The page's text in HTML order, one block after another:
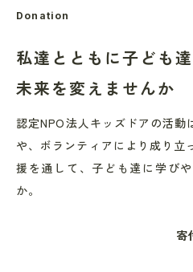
Donation
私達とともに子ども
未来を変えませんか
認定NPO法人キッズドアの活動
や、ボランティアにより成り立
援を通して、子ども達に学び
か。
寄